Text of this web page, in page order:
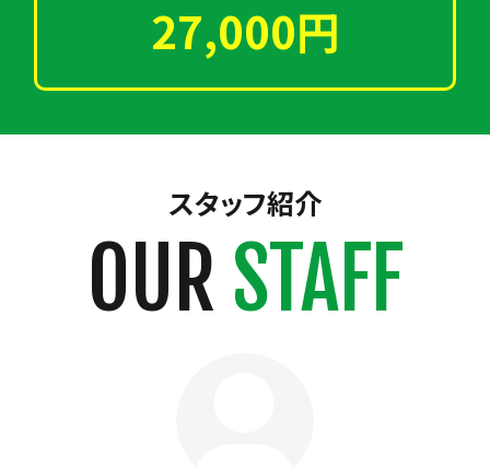
27,000円
スタッフ紹介
OUR STAFF